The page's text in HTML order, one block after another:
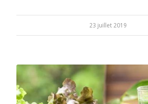
23 juillet 2019